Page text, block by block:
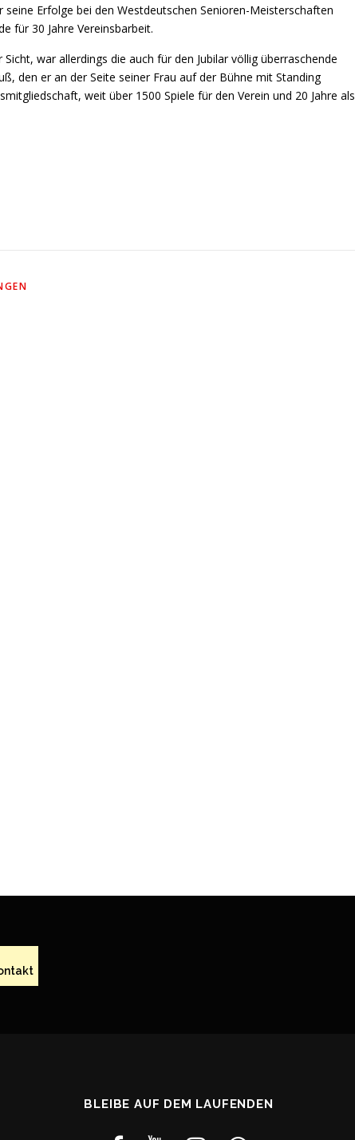
Erfolge bei den Westdeutschen Senioren-Meisterschaften
für 30 Jahre Vereinsbarbeit.
war allerdings die auch für den Jubilar völlig überraschende
den er an der Seite seiner Frau auf der Bühne mit Standing
weit über 1500 Spiele für den Verein und 20 Jahre als
BLEIBE AUF DEM LAUFENDEN